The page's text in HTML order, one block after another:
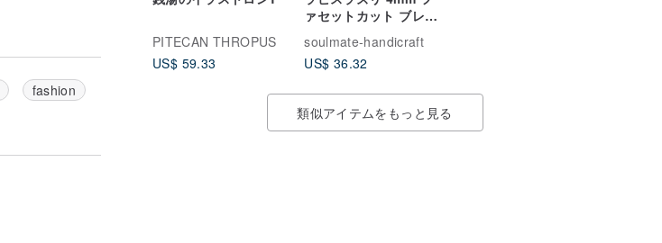
PITECAN THROPUS
US$ 59.33
ァセットカット ブレス
業・試験運を向上させ
ます。
soulmate-handicraft
US$ 36.32
類似アイテムをもっと見る
fashion